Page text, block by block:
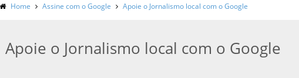
Home Assine com o Google Apoie o Jornalismo local com o Google
Apoie o Jornalismo local com o Google